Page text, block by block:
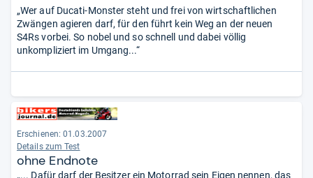
„Wer auf Ducati-Monster steht und frei von wirtschaftlichen
Zwängen agieren darf, für den führt kein Weg an der neuen
S4Rs vorbei. So nobel und so schnell und dabei völlig
unkompliziert im Umgang...“
Erschienen: 01.03.2007
Details zum Test
ohne Endnote
„... Dafür darf der Besitzer ein Motorrad sein Eigen nennen, das